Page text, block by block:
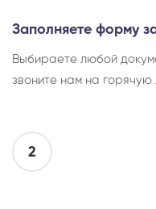
Заполняете форму
Выбираете любой
звоните нам на горячую
2